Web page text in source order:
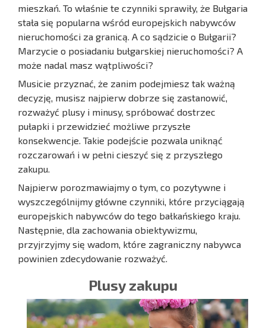
mieszkań. To właśnie te czynniki sprawiły, że Bułgaria
stała się popularna wśród europejskich nabywców
nieruchomości za granicą. A co sądzicie o Bułgarii?
Marzycie o posiadaniu bułgarskiej nieruchomości? A
może nadal masz wątpliwości?
Musicie przyznać, że zanim podejmiesz tak ważną
decyzję, musisz najpierw dobrze się zastanowić,
rozważyć plusy i minusy, spróbować dostrzec
pułapki i przewidzieć możliwe przyszłe
konsekwencje. Takie podejście pozwala uniknąć
rozczarowań i w pełni cieszyć się z przyszłego
zakupu.
Najpierw porozmawiajmy o tym, co pozytywne i
wyszczególnijmy główne czynniki, które przyciągają
europejskich nabywców do tego bałkańskiego kraju.
Następnie, dla zachowania obiektywizmu,
przyjrzyjmy się wadom, które zagraniczny nabywca
powinien zdecydowanie rozważyć.
Plusy zakupu